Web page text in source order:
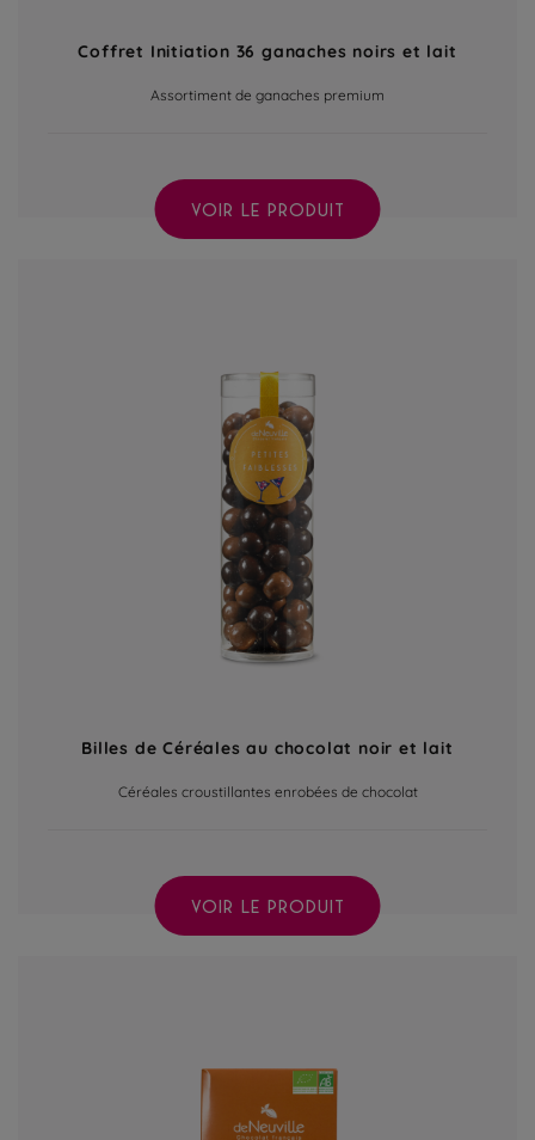
Coffret Initiation 36 ganaches noirs et lait
Assortiment de ganaches premium
VOIR LE PRODUIT
Billes de Céréales au chocolat noir et lait
Céréales croustillantes enrobées de chocolat
VOIR LE PRODUIT